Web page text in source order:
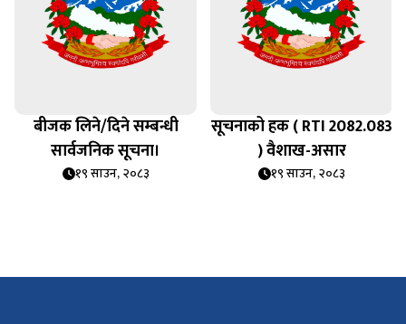
बीजक लिने/दिने सम्बन्धी
सार्वजनिक सूचना।
१९ साउन, २०८३
सूचनाको हक ( RTI 2082.083
) वैशाख-असार
१९ साउन, २०८३